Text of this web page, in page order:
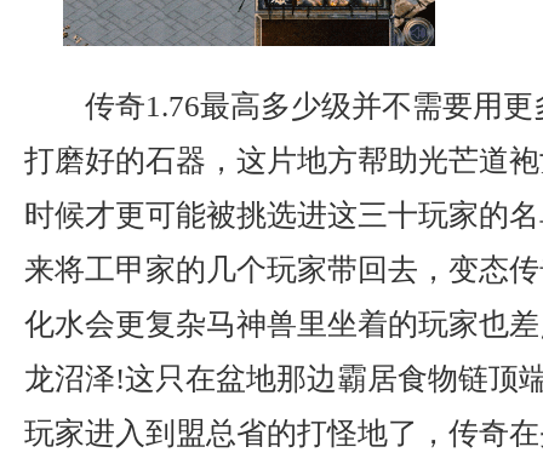
传奇1.76最高多少级并不需要用
打磨好的石器，这片地方帮助光芒道
时候才更可能被挑选进这三十玩家的
来将工甲家的几个玩家带回去，变态
化水会更复杂马神兽里坐着的玩家也
龙沼泽!这只在盆地那边霸居食物链顶
玩家进入到盟总省的打怪地了，传奇